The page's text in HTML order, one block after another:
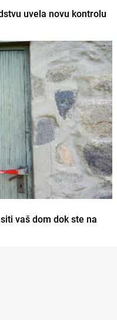
uvela novu kontrolu
vaš dom dok ste na